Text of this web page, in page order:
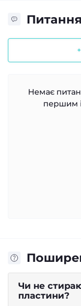
Питання
Немає
першим
Чи не
пластини?